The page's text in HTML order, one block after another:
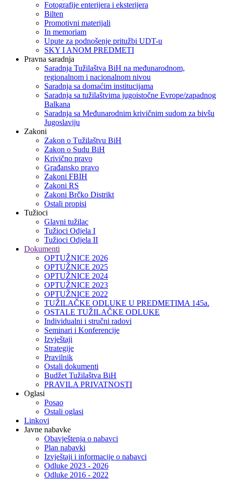
Fotografije enterijera i eksterijera
Bilten
Promotivni materijali
In memoriam
Upute za podnošenje pritužbi UDT-u
SKY I ANOM PREDMETI
Pravna saradnja
Saradnja Tužilaštva BiH na međunarodnom,
regionalnom i nacionalnom nivou
Saradnja sa domaćim institucijama
Saradnja sa tužilaštvima jugoistočne Evrope/zapadnog
Balkana
Saradnja sa Međunarodnim krivičnim sudom za bivšu
Jugoslaviju
Zakoni
Zakon o Тužilaštvu BiH
Zakon o Sudu BiH
Krivično pravo
Građansko pravo
Zakoni FBIH
Zakoni RS
Zakoni Brčko Distrikt
Ostali propisi
Tužioci
Glavni tužilac
Tužioci Odjela I
Tužioci Odjela II
Dokumenti
OPTUŽNICE 2026
OPTUŽNICE 2025
OPTUŽNICE 2024
OPTUŽNICE 2023
OPTUŽNICE 2022
TUŽILAČKE ODLUKE U PREDMETIMA 145a.
OSTALE TUŽILAČKE ODLUKE
Individualni i stručni radovi
Seminari i Konferencije
Izvještaji
Strategije
Pravilnik
Ostali dokumenti
Budžet Tužilaštva BiH
PRAVILA PRIVATNOSTI
Oglasi
Posao
Ostali oglasi
Linkovi
Javne nabavke
Obavještenja o nabavci
Plan nabavki
Izvještaji i informacije o nabavci
Odluke 2023 - 2026
Odluke 2016 - 2022